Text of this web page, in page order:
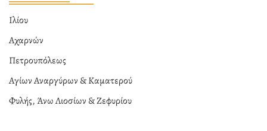
Ιλίου
Αχαρνών
Πετρουπόλεως
Αγίων Αναργύρων & Καματερού
Φυλής, Άνω Λιοσίων & Ζεφυρίου